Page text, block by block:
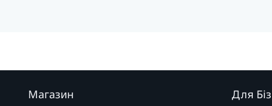
Магазин Для